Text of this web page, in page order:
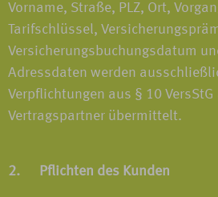
Vorname, Straße, PLZ, Ort,
Tarifschlüssel,
Versicherungsbuchungsdatum
Adressdaten werden
Verpflichtungen aus § 10 VersStG
Vertragspartner übermittelt.
2. Pflichten des Kunden